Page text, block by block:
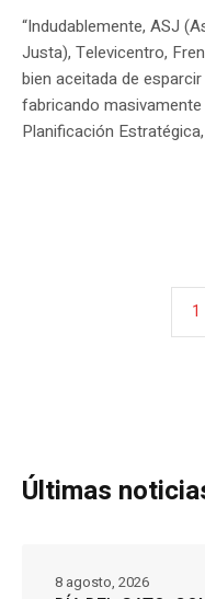
“Indudablemente, ASJ
Justa), Televicentro,
bien aceitada de
fabricando
Planificación
1
Últimas
8 agosto, 2026